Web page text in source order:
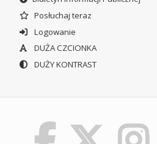
Posłuchaj teraz
Logowanie
DUŻA CZCIONKA
DUŻY KONTRAST